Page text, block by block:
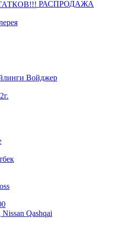
РАСПРОДАЖА
Войджер
Qashqai